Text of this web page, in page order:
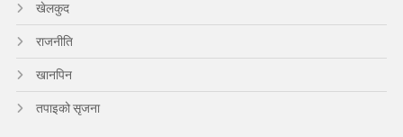
खेलकुद
राजनीति
खानपिन
तपाइको सृजना